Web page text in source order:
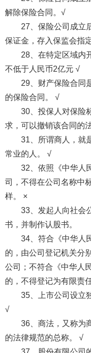
解除保险合同。√
27、保险公司成立
保证金，存入保监会指
28、在特定区域内
不低于人民币2亿元 √
29、财产保险合同
的保险合同。 √
30、投保人对保险
求，可以撤销该合同的
31、所谓商人，就
常业的人。 √
32、依照《中华人
司，不得在公司名称中
样。 ×
33、发起人向社会
书，并制作认股书。
34、符合《中华人
的，由公司登记机关分
公司；不符合《中华人
的，不得登记为有限责
35、上市公司设立
√
36、商法，又称为
的法律规范的总称。 √